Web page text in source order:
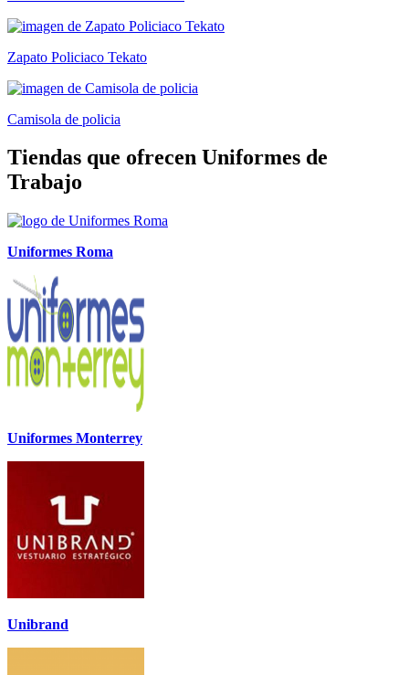
Zapato Policiaco Tekato
Camisola de policia
Tiendas que ofrecen Uniformes de
Trabajo
Uniformes Roma
Uniformes Monterrey
Unibrand